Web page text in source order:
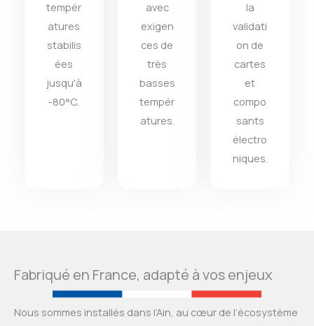
tempér
atures
stabilis
ées
jusqu'à
-80°C.
avec
exigen
ces de
très
basses
tempér
atures.
la
validati
on de
cartes
et
compo
sants
électro
niques.
Fabriqué en France, adapté à vos enjeux
Nous sommes installés dans l’Ain, au cœur de l’écosystème